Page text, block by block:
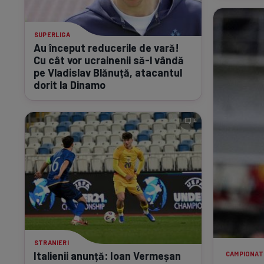
SUPERLIGA
Au început reducerile de vară!
Cu cât vor ucrainenii să-lvândă
pe Vladislav Blănuță, atacantul
dorit la Dinamo
STRANIERI
Italienii anunță: Ioan Vermeșan
4